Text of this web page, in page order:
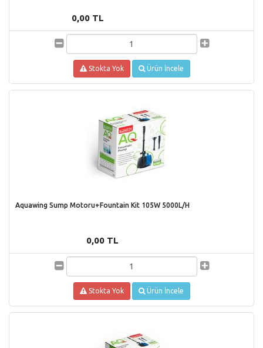
0,00 TL
Stokta Yok Ürün İncele
Aquawing Sump Motoru+Fountain Kit 105W 5000L/H
0,00 TL
Stokta Yok Ürün İncele